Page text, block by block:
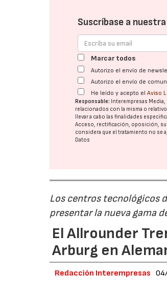
Suscríbase a
Marcar todos
Autorizo el envío de
Autorizo el envío de
He leído y acepto elAviso
Responsable: Interempresas Media,
relacionados con la misma o
llevar a cabo las finalidades
Acceso, rectificación, oposición,
considera que el tratamiento no se
Datos
Los centros tecnológicos
presentar la nueva gama
El Allrounder
Arburg en
Redacción Interempresas